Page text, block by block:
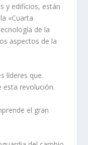
y edificios, están
«Cuarta
de la
aspectos de la
líderes que
esta revolución.
el gran